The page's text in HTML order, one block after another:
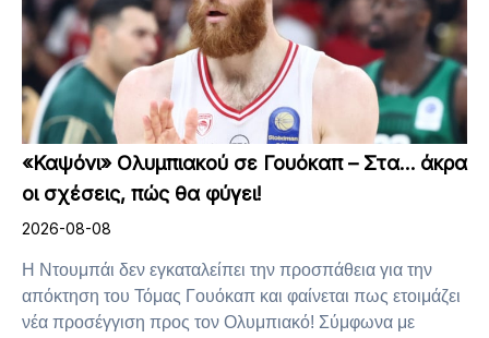
«Καψόνι» Ολυμπιακού σε Γουόκαπ – Στα… άκρα
οι σχέσεις, πώς θα φύγει!
2026-08-08
Η Ντουμπάι δεν εγκαταλείπει την προσπάθεια για την
απόκτηση του Τόμας Γουόκαπ και φαίνεται πως ετοιμάζει
νέα προσέγγιση προς τον Ολυμπιακό! Σύμφωνα με